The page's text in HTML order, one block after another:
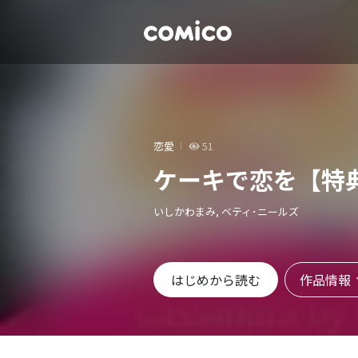
恋愛 51
ケーキで恋を【特
いしかわまみ, ベティ･ニールズ
はじめから読む 作品情報